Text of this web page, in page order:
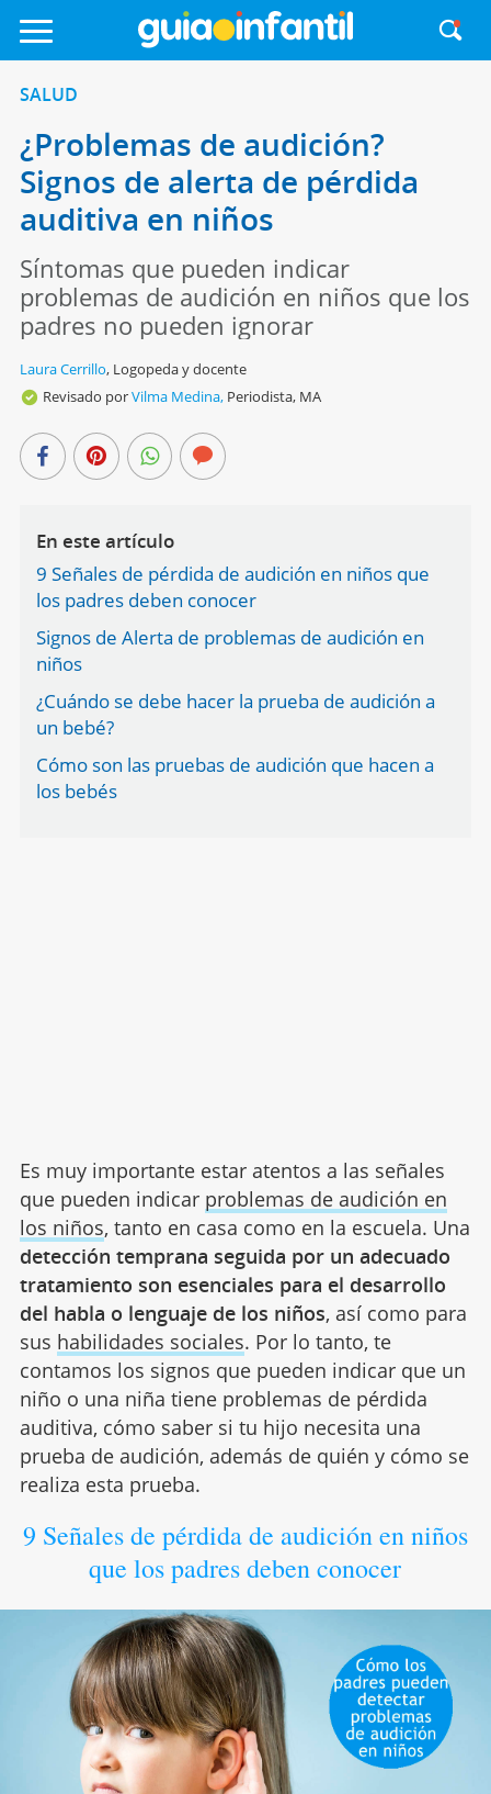
SALUD
¿Problemas de audición?
Signos de alerta de pérdida
auditiva en niños
Síntomas que pueden indicar
problemas de audición en niños que los
padres no pueden ignorar
Laura Cerrillo, Logopeda y docente
Revisado porVilma Medina, Periodista, MA
En este artículo
9 Señales de pérdida de audición en niños que
los padres deben conocer
Signos de Alerta de problemas de audición en
niños
¿Cuándo se debe hacer la prueba de audición a
un bebé?
Cómo son las pruebas de audición que hacen a
los bebés
Es muy importante estar atentos a las señales
que pueden indicar problemas de audición en
los niños, tanto en casa como en la escuela. Una
detección temprana seguida por un adecuado
tratamiento son esenciales para el desarrollo
del habla o lenguaje de los niños, así como para
sus habilidades sociales. Por lo tanto, te
contamos los signos que pueden indicar que un
niño o una niña tiene problemas de pérdida
auditiva, cómo saber si tu hijo necesita una
prueba de audición, además de quién y cómo se
realiza esta prueba.
9 Señales de pérdida de audición en niños
que los padres deben conocer